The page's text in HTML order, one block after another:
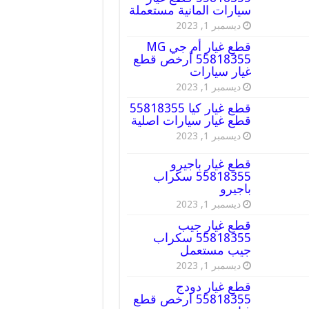
سيارات المانية مستعملة
ديسمبر 1, 2023
قطع غيار أم جي MG
55818355 أرخص قطع
غيار سيارات
ديسمبر 1, 2023
قطع غيار كيا 55818355
قطع غيار سيارات اصلية
ديسمبر 1, 2023
قطع غيار باجيرو
55818355 سكراب
باجيرو
ديسمبر 1, 2023
قطع غيار جيب
55818355 سكراب
جيب مستعمل
ديسمبر 1, 2023
قطع غيار دودج
55818355 ارخص قطع